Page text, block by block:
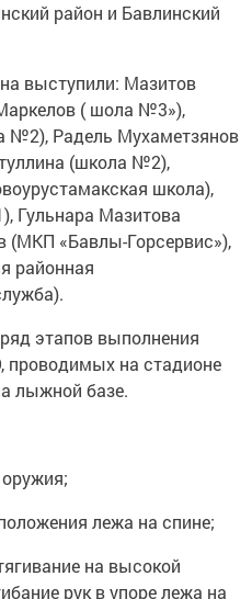
район и Бавлинский
выступили: Мазитов
( шола №3»),
№2), Радель Мухаметзянов
(школа №2),
школа),
Гульнара Мазитова
«Бавлы-Горсервис»),
районная
этапов выполнения
проводимых на стадионе
лыжной базе.
оружия;
лежа на спине;
на высокой
рук в упоре лежа на